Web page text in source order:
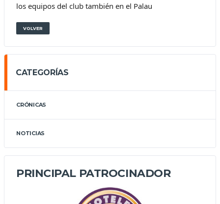
los equipos del club también en el Palau
VOLVER
CATEGORÍAS
CRÓNICAS
NOTICIAS
PRINCIPAL PATROCINADOR